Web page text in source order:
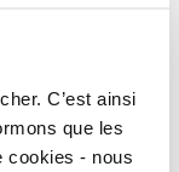
C’est ainsi
que les
cookies - nous